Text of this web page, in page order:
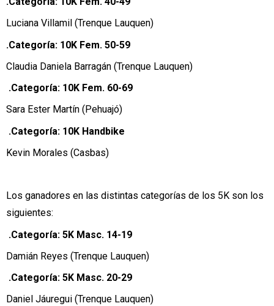
Luciana Villamil (Trenque Lauquen)
.Categoría: 10K Fem. 50-59
Claudia Daniela Barragán (Trenque Lauquen)
.Categoría: 10K Fem. 60-69
Sara Ester Martín (Pehuajó)
.Categoría: 10K Handbike
Kevin Morales (Casbas)
Los ganadores en las distintas categorías de los 5K son los
siguientes:
.Categoría: 5K Masc. 14-19
Damián Reyes (Trenque Lauquen)
.Categoría: 5K Masc. 20-29
Daniel Jáuregui (Trenque Lauquen)